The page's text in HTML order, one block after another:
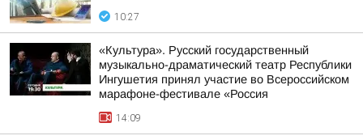
10:27
«Культура». Русский государственный
музыкально-драматический театр Республики
Ингушетия принял участие во Всероссийском
марафоне-фестивале «Россия
14:09